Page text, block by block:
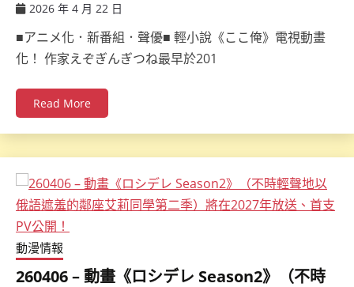
2026 年 4 月 22 日
■アニメ化．新番組．聲優■ 輕小說《ここ俺》電視動畫
化！ 作家えぞぎんぎつね最早於201
Read More
動漫情報
260406 – 動畫《ロシデレ Season2》（不時